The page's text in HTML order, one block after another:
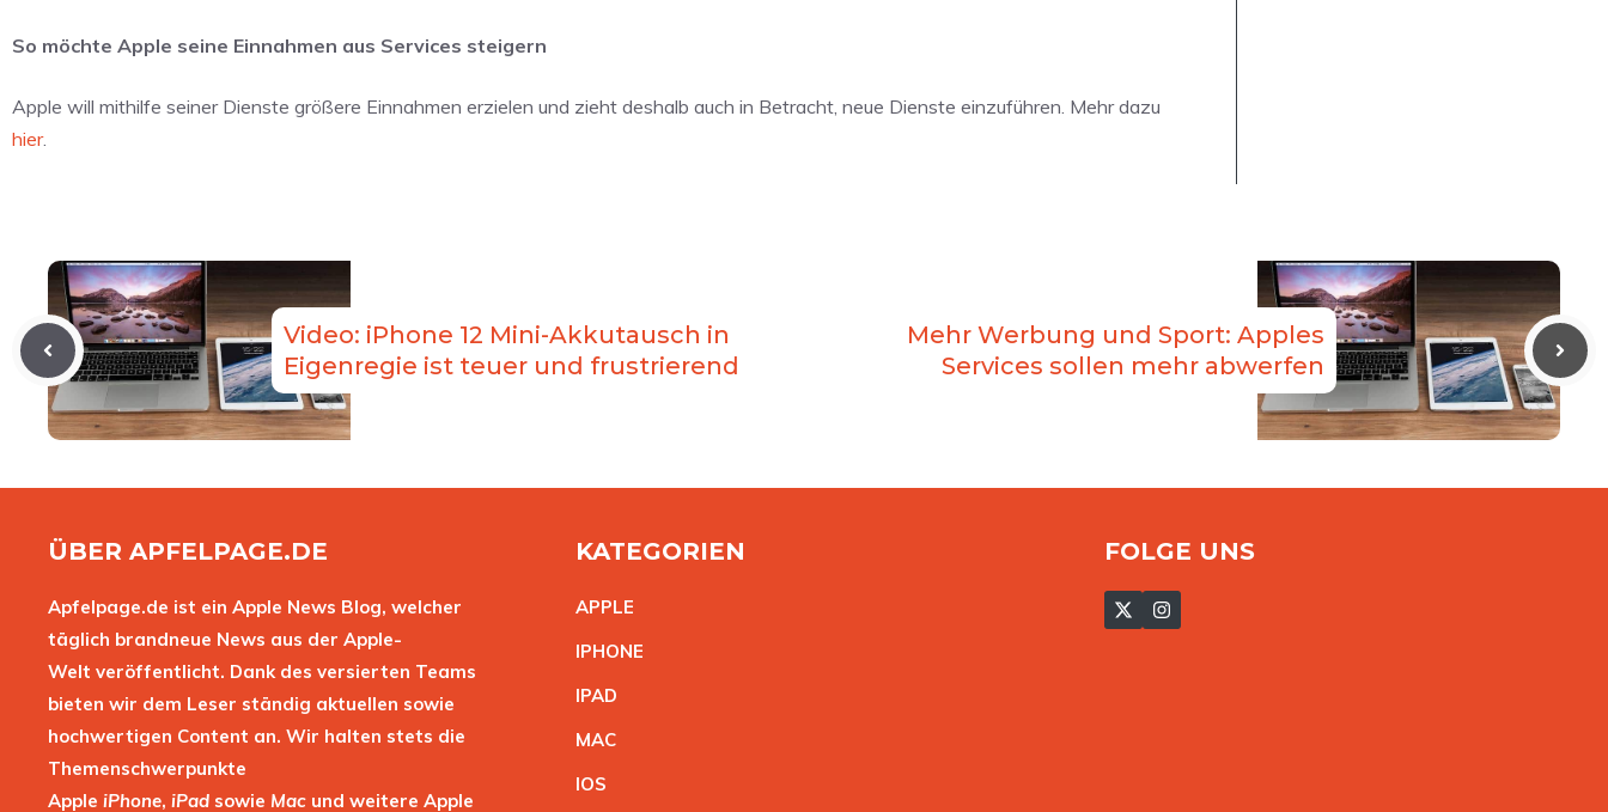
So möchte Apple seine Einnahmen aus Services steigern
Apple will mithilfe seiner Dienste größere Einnahmen erzielen und zieht deshalb auch in Betracht, neue Dienste einzuführen. Mehr dazu
hier.
Video: iPhone 12 Mini-Akkutausch in
Eigenregie ist teuer und frustrierend
Mehr Werbung und Sport: Apples
Services sollen mehr abwerfen
ÜBER APFELPAGE.DE
Apfelpage.de ist ein Apple News Blog, welcher
täglich brandneue News aus der Apple-
Welt veröffentlicht. Dank des versierten Teams
bieten wir dem Leser ständig aktuellen sowie
hochwertigen Content an. Wir halten stets die
Themenschwerpunkte
Apple iPhone, iPad sowie Mac und weitere Apple
KATEGORIEN
APPLE
IPHONE
IPAD
MAC
IOS
FOLGE UNS